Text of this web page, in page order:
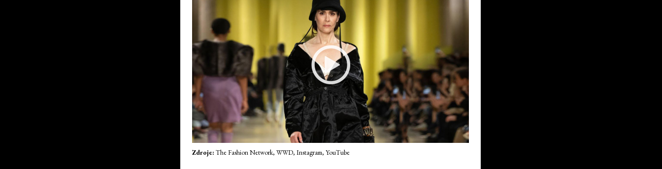
Zdroje: The Fashion Network, WWD, Instagram, YouTube